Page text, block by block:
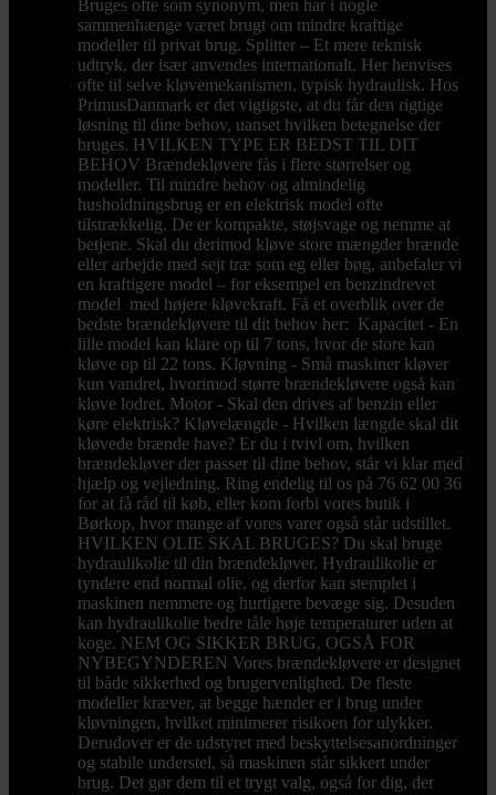
Bruges ofte som synonym, men har i nogle
sammenhænge været brugt om mindre kraftige
modeller til privat brug. Splitter – Et mere teknisk
udtryk, der især anvendes internationalt. Her henvises
ofte til selve kløvemekanismen, typisk hydraulisk. Hos
PrimusDanmark er det vigtigste, at du får den rigtige
løsning til dine behov, uanset hvilken betegnelse der
bruges. HVILKEN TYPE ER BEDST TIL DIT
BEHOV Brændekløvere fås i flere størrelser og
modeller. Til mindre behov og almindelig
husholdningsbrug er en elektrisk model ofte
tilstrækkelig. De er kompakte, støjsvage og nemme at
betjene. Skal du derimod kløve store mængder brænde
eller arbejde med sejt træ som eg eller bøg, anbefaler vi
en kraftigere model – for eksempel en benzindrevet
model med højere kløvekraft. Få et overblik over de
bedste brændekløvere til dit behov her: Kapacitet - En
lille model kan klare op til 7 tons, hvor de store kan
kløve op til 22 tons. Kløvning - Små maskiner kløver
kun vandret, hvorimod større brændekløvere også kan
kløve lodret. Motor - Skal den drives af benzin eller
køre elektrisk? Kløvelængde - Hvilken længde skal dit
kløvede brænde have? Er du i tvivl om, hvilken
brændekløver der passer til dine behov, står vi klar med
hjælp og vejledning. Ring endelig til os på 76 62 00 36
for at få råd til køb, eller kom forbi vores butik i
Børkop, hvor mange af vores varer også står udstillet.
HVILKEN OLIE SKAL BRUGES? Du skal bruge
hydraulikolie til din brændekløver. Hydraulikolie er
tyndere end normal olie, og derfor kan stemplet i
maskinen nemmere og hurtigere bevæge sig. Desuden
kan hydraulikolie bedre tåle høje temperaturer uden at
koge. NEM OG SIKKER BRUG, OGSÅ FOR
NYBEGYNDEREN Vores brændekløvere er designet
til både sikkerhed og brugervenlighed. De fleste
modeller kræver, at begge hænder er i brug under
kløvningen, hvilket minimerer risikoen for ulykker.
Derudover er de udstyret med beskyttelsesanordninger
og stabile understel, så maskinen står sikkert under
brug. Det gør dem til et trygt valg, også for dig, der